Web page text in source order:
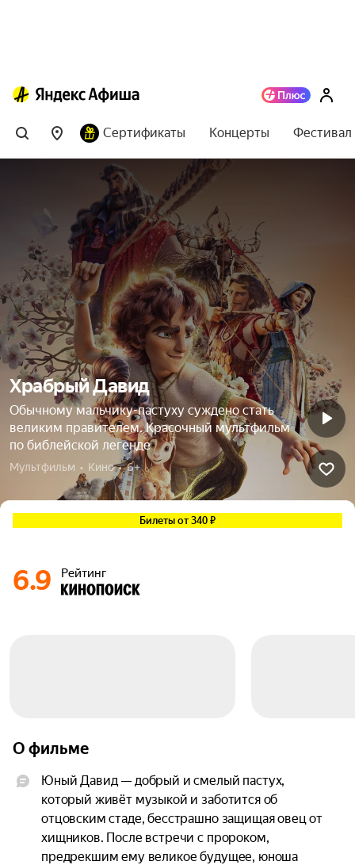
Сертификаты Концерты
Храбрый Давид
Обычному мальчику-пастуху суждено стать
великим правителем. Красочный мультфильм
по библейской легенде
Мультфильм  •  Кино  •  6+
Билеты от 340 ₽
6.9 Рейтинг
О фильме
Юный Давид — добрый и смелый пастух,
который живёт музыкой и заботится об
отцовским стаде, бесстрашно защищая овец от
хищников. После встречи с пророком,
предрекшим ему великое будущее, юноша